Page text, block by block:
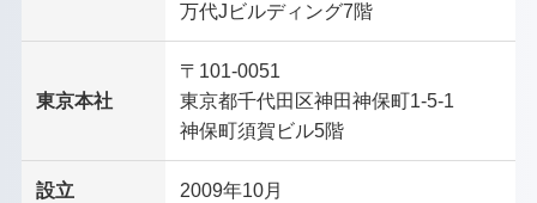
万代Jビルディング7階
東京本社
〒101-0051
東京都千代田区神田神保町1-5-1
神保町須賀ビル5階
設立 2009年10月